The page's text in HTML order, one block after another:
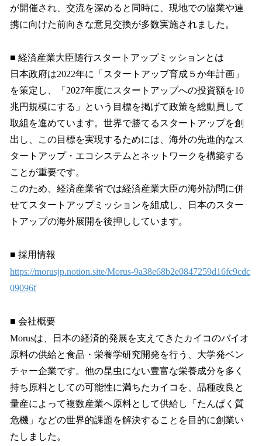
が開催され、交流を深めると同時に、現地での協業や連
携に向けた前向きな意見交換が多数実施されました。
■ 経済産業大臣随行スタートアップミッションとは
日本政府は2022年に「スタートアップ育成５か年計画」
を策定し、「2027年度にスタートアップへの投資額を10
兆円規模にする」という目標を掲げて政策を総動員して
取組を進めています。世界で勝てるスタートアップを創
出し、この目標を実現するためには、海外の先進的なス
タートアップ・エコシステムとネットワークを構築する
ことが重要です。
このため、経済産業省では経済産業大臣の海外訪問に併
せてスタートアップミッションを組成し、日本のスター
トアップの海外展開を後押ししています。
■ 採用情報
https://morusjp.notion.site/Morus-9a38e68b2e0847259d16fc9cdc
09096f
■ 会社概要
Morusは、日本の経済的発展を支えてきたカイコのバイオ
原料の供給と食品・栄養学研究開発を行う、大学発ベン
チャー企業です。他の昆虫にない豊富な栄養成分を多く
持ち原料としての可能性に満ちたカイコを、品種改良と
量産によって複数産業へ原料として供給し「たんぱく質
危機」などの世界的課題を解決することを目的に創業い
たしました。